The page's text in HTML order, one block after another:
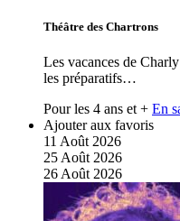
Théâtre des Chartrons
Les vacances de
les préparatifs…
Pour les 4 ans et + En
Ajouter aux favoris
11 Août 2026
25 Août 2026
26 Août 2026